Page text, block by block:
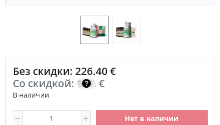
Без скидки: 226.40 €
Со скидкой: 161.70
€
В наличии
Нет в наличии